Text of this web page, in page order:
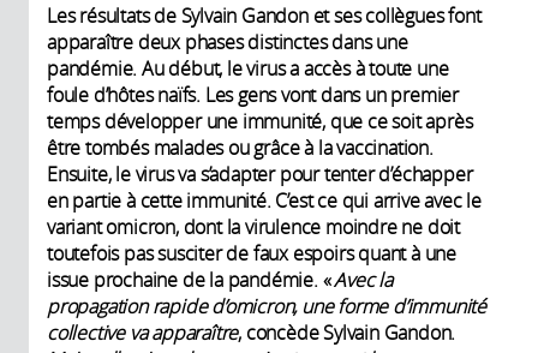
Les résultats de Sylvain Gandon et ses collègues font
apparaître deux phases distinctes dans une
pandémie. Au début, le virus a accès à toute une
foule d’hôtes naïfs. Les gens vont dans un premier
temps développer une immunité, que ce soit après
être tombés malades ou grâce à la vaccination.
Ensuite, le virus va s’adapter pour tenter d’échapper
en partie à cette immunité. C’est ce qui arrive avec le
variant omicron, dont la virulence moindre ne doit
toutefois pas susciter de faux espoirs quant à une
issue prochaine de la pandémie. «Avec la
propagation rapide d’omicron, une forme d’immunité
collective va apparaître, concède Sylvain Gandon.